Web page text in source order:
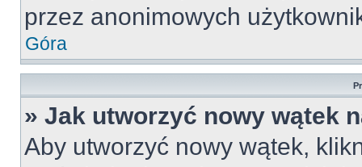
przez anonimowych
Góra
» Jak utworzyć nowy wątek
Aby utworzyć nowy wątek,